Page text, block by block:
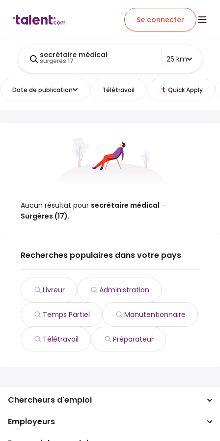
Se connecter
secrétaire médical
surgeres 17 25 km
Date de publication Télétravail Quick Apply
Aucun résultat pour secrétaire médical -
Surgères (17).
Recherches populaires dans votre pays
Livreur Administration
Temps Partiel Manutentionnaire
Télétravail Préparateur
Chercheurs d'emploi
Recherche d'emploi
Recherche de salaire
Employeurs